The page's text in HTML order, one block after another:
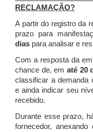
RECLAMAÇÃO?
A partir do registro da
prazo para
dias para analisar e
Com a resposta da
chance de, em até 20
classificar a demanda
e ainda indicar seu
recebido.
Durante esse prazo,
fornecedor,